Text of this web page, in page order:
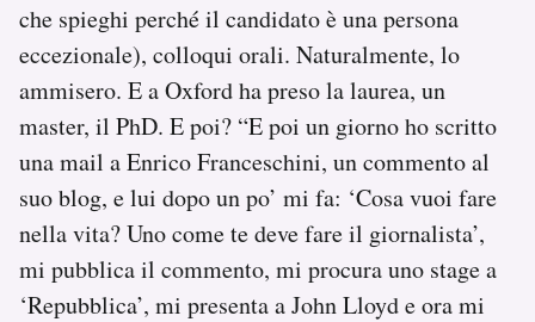
che spieghi perché il candidato è una persona
eccezionale), colloqui orali. Naturalmente, lo
ammisero. E a Oxford ha preso la laurea, un
master, il PhD. E poi? “E poi un giorno ho scritto
una mail a Enrico Franceschini, un commento al
suo blog, e lui dopo un po’ mi fa: ‘Cosa vuoi fare
nella vita? Uno come te deve fare il giornalista’,
mi pubblica il commento, mi procura uno stage a
‘Repubblica’, mi presenta a John Lloyd e ora mi